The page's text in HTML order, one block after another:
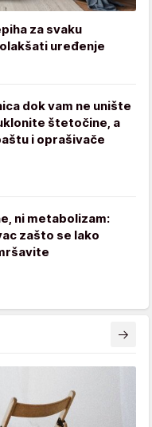
za svaku
uređenje
dok vam ne unište
štetočine, a
i oprašivače
ni metabolizam:
zašto se lako